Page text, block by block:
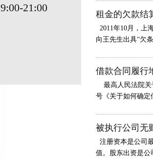
9:00-21:00
租金的欠款结
2011年10月，上
向王先生出具“欠
借款合同履行
最高人民法院关
号《关于如何确定
被执行公司无
注册资本是公司
值。股东出资是公